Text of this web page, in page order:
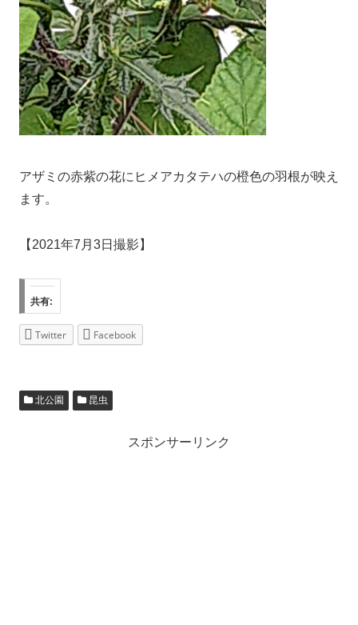
アザミの赤紫の花にヒメアカタテハの橙色の羽根が映え
ます。
【2021年7月3日撮影】
共有:
Twitter Facebook
北公園 昆虫
スポンサーリンク